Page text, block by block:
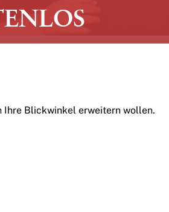
Ihre Blickwinkel erweitern wollen.